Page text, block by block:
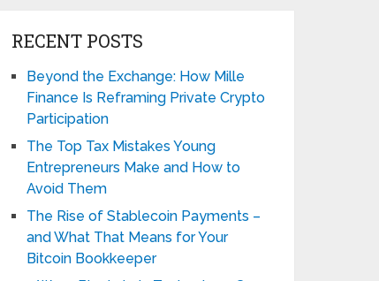
RECENT POSTS
Beyond the Exchange: How Mille
Finance Is Reframing Private Crypto
Participation
The Top Tax Mistakes Young
Entrepreneurs Make and How to
Avoid Them
The Rise of Stablecoin Payments –
and What That Means for Your
Bitcoin Bookkeeper